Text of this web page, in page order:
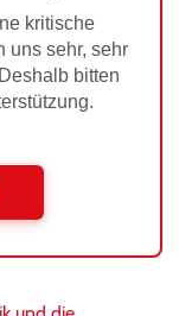
kritische
uns sehr, sehr
bitten